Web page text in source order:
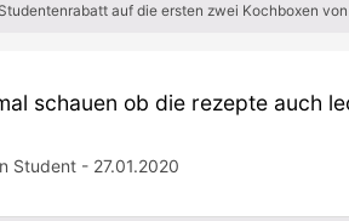
auf die ersten zwei Kochboxen
schauen ob die rezepte auch
Student - 27.01.2020